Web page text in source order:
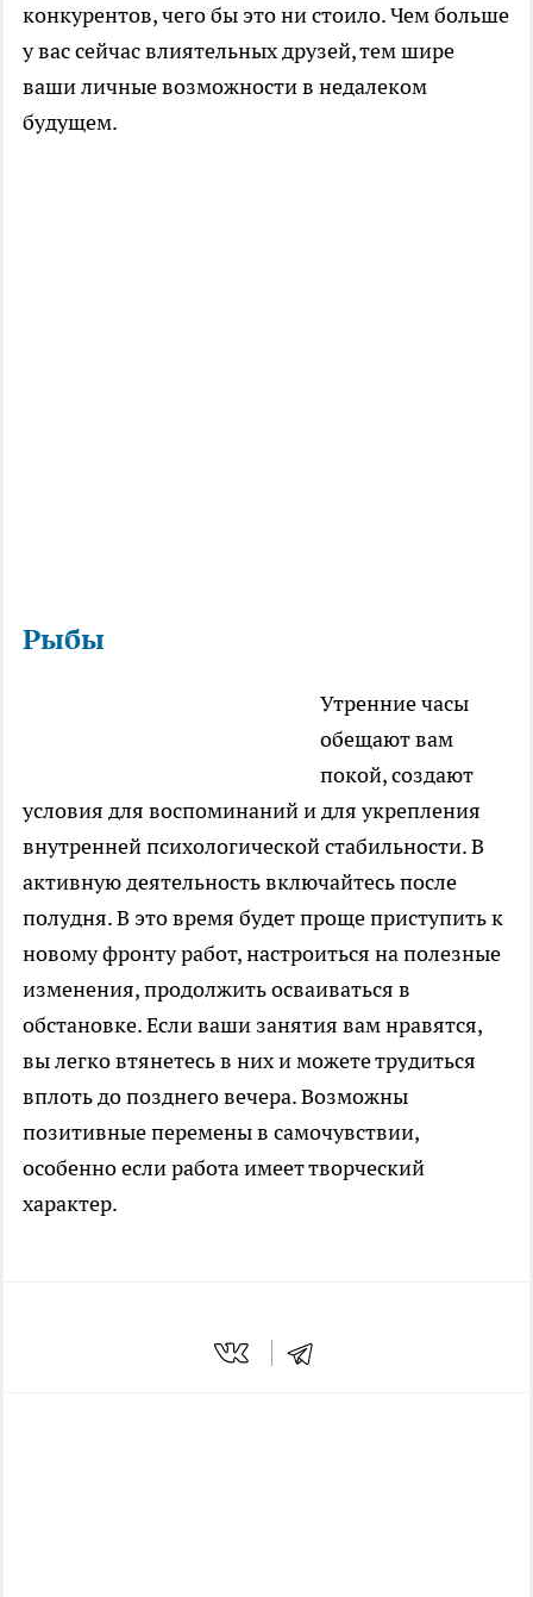
конкурентов, чего бы это ни стоило. Чем больше
у вас сейчас влиятельных друзей, тем шире
ваши личные возможности в недалеком
будущем.
Рыбы
Утренние часы
обещают вам
покой, создают
условия для воспоминаний и для укрепления
внутренней психологической стабильности. В
активную деятельность включайтесь после
полудня. В это время будет проще приступить к
новому фронту работ, настроиться на полезные
изменения, продолжить осваиваться в
обстановке. Если ваши занятия вам нравятся,
вы легко втянетесь в них и можете трудиться
вплоть до позднего вечера. Возможны
позитивные перемены в самочувствии,
особенно если работа имеет творческий
характер.